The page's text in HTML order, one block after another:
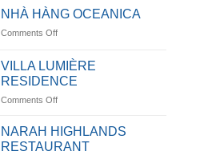
Villa
NHÀ HÀNG OCEANICA
Comments Offon
HÀNG
OCEANICA
VILLA LUMIÈRE
RESIDENCE
Comments Offon
LUMIÈRE
RESIDENCE
NARAH HIGHLANDS
RESTAURANT